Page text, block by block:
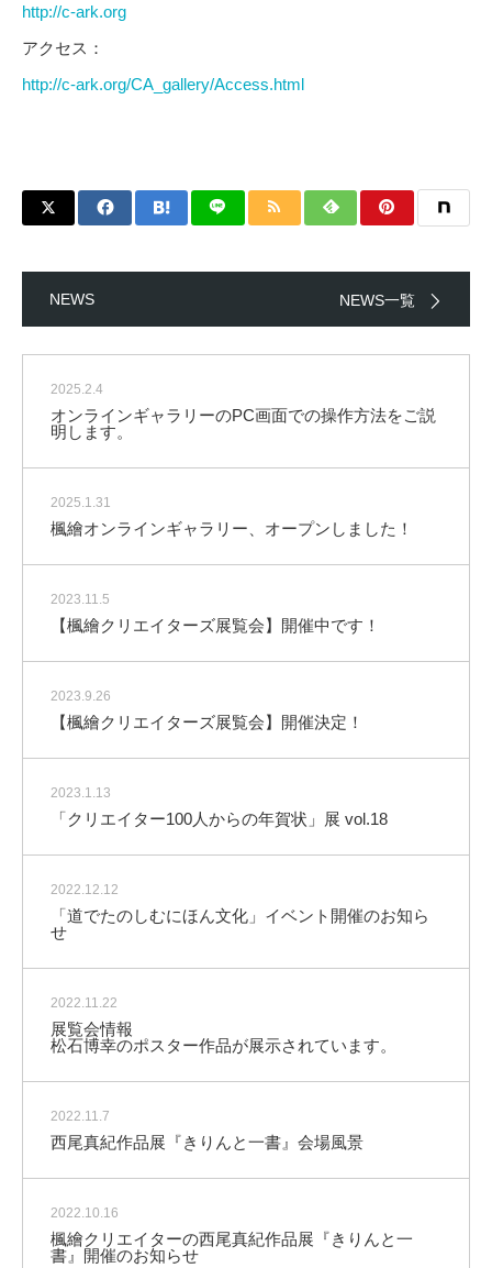
http://c-ark.org
アクセス：
http://c-ark.org/CA_gallery/Access.html
NEWS NEWS一覧
2025.2.4
オンラインギャラリーのPC画面での操作方法をご説
明します。
2025.1.31
楓繪オンラインギャラリー、オープンしました！
2023.11.5
【楓繪クリエイターズ展覧会】開催中です！
2023.9.26
【楓繪クリエイターズ展覧会】開催決定！
2023.1.13
「クリエイター100人からの年賀状」展 vol.18
2022.12.12
「道でたのしむにほん文化」イベント開催のお知ら
せ
2022.11.22
展覧会情報
松石博幸のポスター作品が展示されています。
2022.11.7
西尾真紀作品展『きりんと一書』会場風景
2022.10.16
楓繪クリエイターの西尾真紀作品展『きりんと一
書』開催のお知らせ